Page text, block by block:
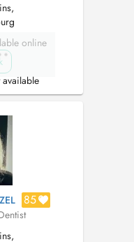
online
85